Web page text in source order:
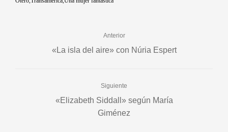
Anterior
«La isla del aire» con Núria Espert
Siguiente
«Elizabeth Siddall» según María
Giménez